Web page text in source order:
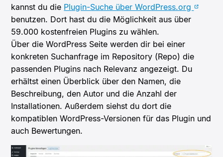
kannst du die Plugin-Suche über WordPress.org
benutzen. Dort hast du die Möglichkeit aus über
59.000 kostenfreien Plugins zu wählen.
Über die WordPress Seite werden dir bei einer
konkreten Suchanfrage im Repository (Repo) die
passenden Plugins nach Relevanz angezeigt. Du
erhältst einen Überblick über den Namen, die
Beschreibung, den Autor und die Anzahl der
Installationen. Außerdem siehst du dort die
kompatiblen WordPress-Versionen für das Plugin und
auch Bewertungen.